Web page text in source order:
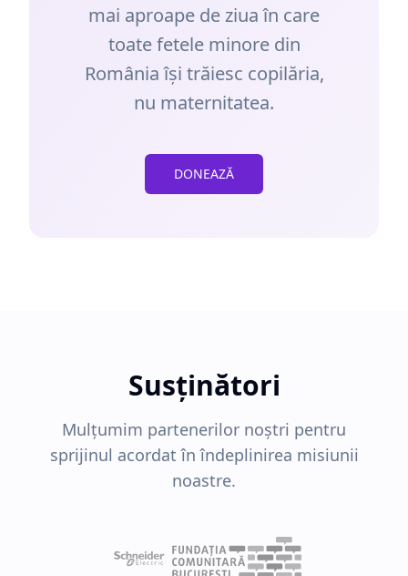
mai aproape de ziua în care
toate fetele minore din
România își trăiesc copilăria,
nu maternitatea.
DONEAZĂ
Susținători
Mulțumim partenerilor noștri pentru
sprijinul acordat în îndeplinirea misiunii
noastre.